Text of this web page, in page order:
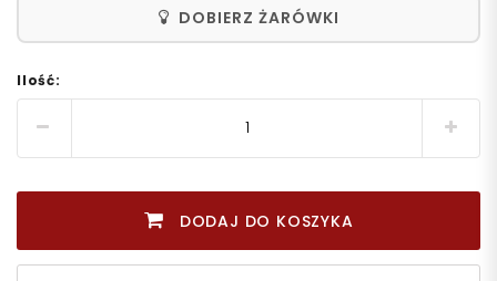
DOBIERZ ŻARÓWKI
Ilość:
DODAJ DO KOSZYKA